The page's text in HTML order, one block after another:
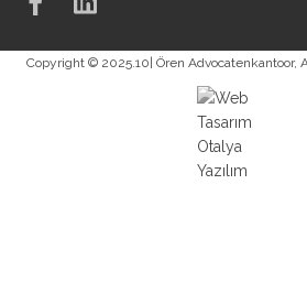
Copyright © 2025.10| Ören Advocatenkantoor,